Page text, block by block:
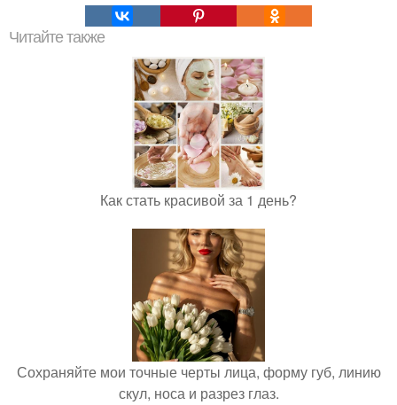
Читайте также
Как стать красивой за 1 день?
Сохраняйте мои точные черты лица, форму губ, линию
скул, носа и разрез глаз.